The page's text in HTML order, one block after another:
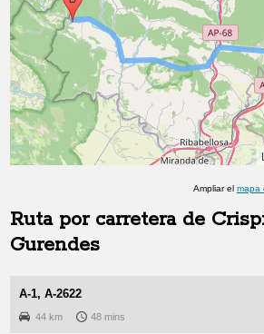
Ampliar el mapa
Ruta por carretera de
Gurendes
A-1, A-2622
44 km 48 mins